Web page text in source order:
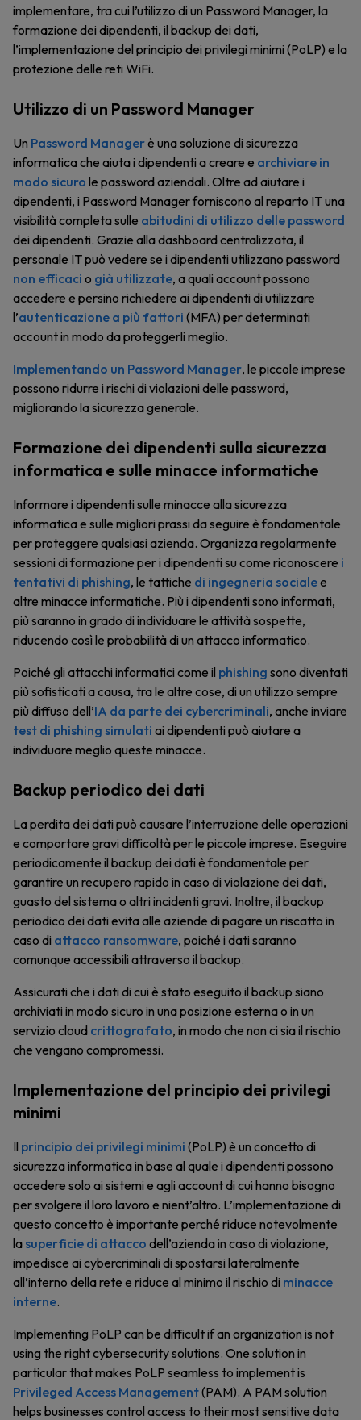
implementare, tra cui l’utilizzo di un Password Manager, la
formazione dei dipendenti, il backup dei dati,
l’implementazione del principio dei privilegi minimi (PoLP) e la
protezione delle reti WiFi.
Utilizzo di un Password Manager
Un Password Managerè una soluzione di sicurezza
informatica che aiuta i dipendenti a creare e archiviare in
modo sicuro le password aziendali. Oltre ad aiutare i
dipendenti, i Password Manager forniscono al reparto IT una
visibilità completa sulle abitudini di utilizzo delle password
dei dipendenti. Grazie alla dashboard centralizzata, il
personale IT può vedere se i dipendenti utilizzano password
non efficaci o già utilizzate, a quali account possono
accedere e persino richiedere ai dipendenti di utilizzare
l’autenticazione a più fattori (MFA) per determinati
account in modo da proteggerli meglio.
Implementando un Password Manager, le piccole imprese
possono ridurre i rischi di violazioni delle password,
migliorando la sicurezza generale.
Formazione dei dipendenti sulla sicurezza
informatica e sulle minacce informatiche
Informare i dipendenti sulle minacce alla sicurezza
informatica e sulle migliori prassi da seguire è fondamentale
per proteggere qualsiasi azienda. Organizza regolarmente
sessioni di formazione per i dipendenti su come riconoscere i
tentativi di phishing, le tattiche di ingegneria socialee
altre minacce informatiche. Più i dipendenti sono informati,
più saranno in grado di individuare le attività sospette,
riducendo così le probabilità di un attacco informatico.
Poiché gli attacchi informatici come il phishing sono diventati
più sofisticati a causa, tra le altre cose, di un utilizzo sempre
più diffuso dell’IA da parte dei cybercriminali, anche inviare
test di phishing simulati ai dipendenti può aiutare a
individuare meglio queste minacce.
Backup periodico dei dati
La perdita dei dati può causare l’interruzione delle operazioni
e comportare gravi difficoltà per le piccole imprese. Eseguire
periodicamente il backup dei dati è fondamentale per
garantire un recupero rapido in caso di violazione dei dati,
guasto del sistema o altri incidenti gravi. Inoltre, il backup
periodico dei dati evita alle aziende di pagare un riscatto in
caso di attacco ransomware, poiché i dati saranno
comunque accessibili attraverso il backup.
Assicurati che i dati di cui è stato eseguito il backup siano
archiviati in modo sicuro in una posizione esterna o in un
servizio cloud crittografato, in modo che non ci sia il rischio
che vengano compromessi.
Implementazione del principio dei privilegi
minimi
Il principio dei privilegi minimi (PoLP) è un concetto di
sicurezza informatica in base al quale i dipendenti possono
accedere solo ai sistemi e agli account di cui hanno bisogno
per svolgere il loro lavoro e nient’altro. L’implementazione di
questo concetto è importante perché riduce notevolmente
la superficie di attacco dell’azienda in caso di violazione,
impedisce ai cybercriminali di spostarsi lateralmente
all’interno della rete e riduce al minimo il rischio di minacce
interne.
Implementing PoLP can be difficult if an organization is not
using the right cybersecurity solutions. One solution in
particular that makes PoLP seamless to implement is
Privileged Access Management(PAM). A PAM solution
helps businesses control access to their most sensitive data